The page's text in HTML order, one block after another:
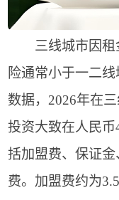
三线城市因租
险通常小于一二
数据，2026年在
投资大致在人民
括加盟费、保证
费。加盟费约为